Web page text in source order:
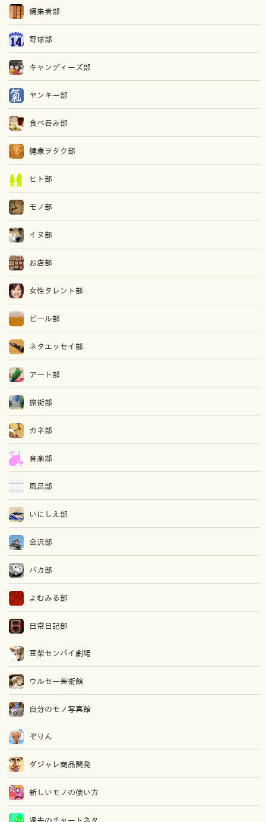
編集者部
野球部
キャンディーズ部
ヤンキー部
食べ吞み部
健康ヲタク部
ヒト部
モノ部
イヌ部
お店部
女性タレント部
ビール部
ネタエッセイ部
アート部
旅街部
カネ部
音楽部
風呂部
いにしえ部
金沢部
バカ部
よむみる部
日常日記部
豆柴センパイ劇場
ウルセー美術館
自分のモノ写真館
ぞりん
ダジャレ商品開発
新しいモノの使い方
過去のチャートネタ